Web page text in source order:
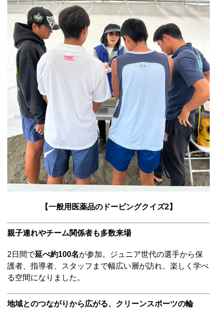
【一般用医薬品のドーピングクイズ2】
親子連れやチーム関係者も多数来場
2日間で延べ約100名が参加。ジュニア世代の選手から保
護者、指導者、スタッフまで幅広い層が訪れ、楽しく学べ
る空間になりました。
地域とのつながりから広がる、クリーンスポーツの輪